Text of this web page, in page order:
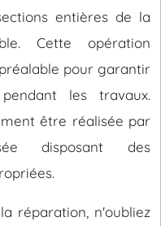
entières de la
Cette opération
pour garantir
les travaux.
être réalisée par
disposant des
réparation, n'oubliez